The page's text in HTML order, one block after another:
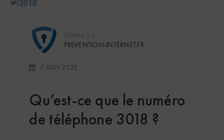
PREVENTION-INTERNET.FR
7 JUIN 2022
Qu’est-ce que le numéro
de téléphone 3018 ?